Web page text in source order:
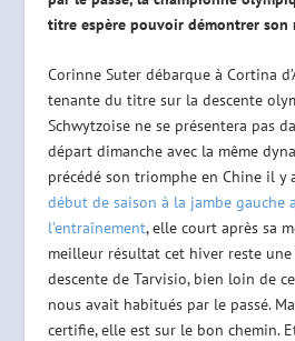
titre espère pouvoir démontrer son
Corinne Suter débarque à Cortina
tenante du titre sur la descente
Schwytzoise ne se présentera pas
départ dimanche avec la même
précédé son triomphe en Chine il y
début de saison à la jambe gauche
l’entraînement, elle court après sa
meilleur résultat cet hiver reste
descente de Tarvisio, bien loin de
nous avait habitués par le passé.
certifie, elle est sur le bon chemin.